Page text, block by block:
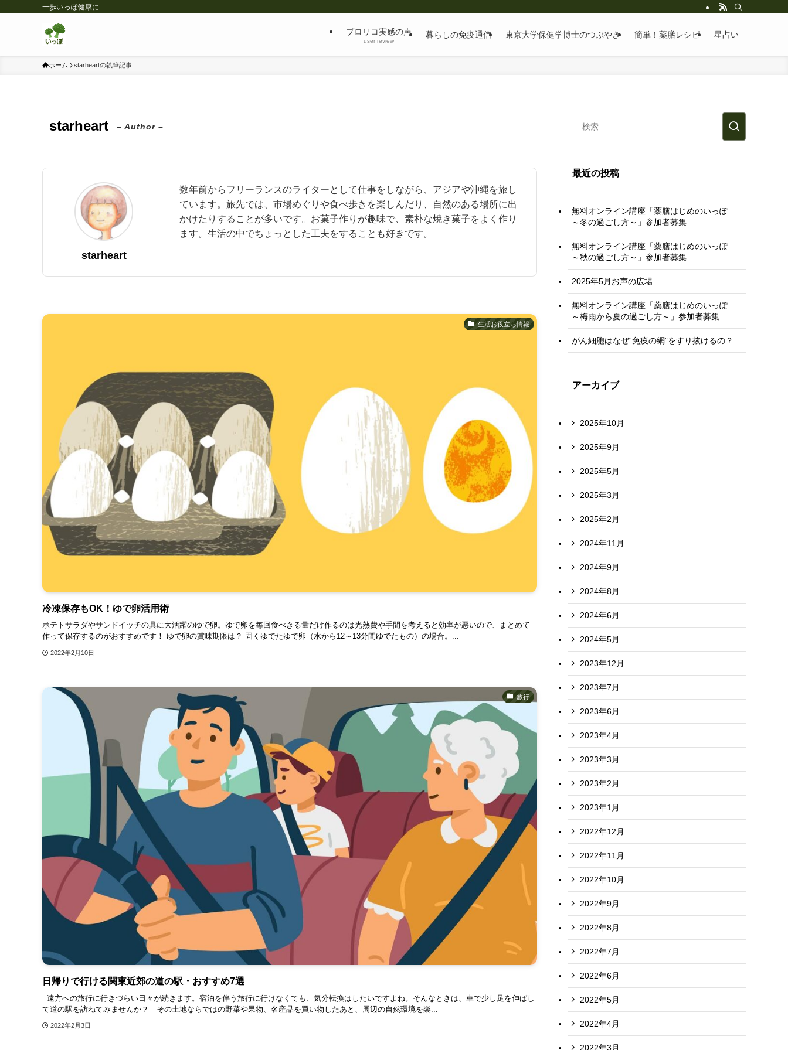
一歩いっぽ健康に
ブロリコ実感の声
user review
暮らしの免疫通信 東京大学保健学博士のつぶやき 簡単！薬膳レシピ 星占い
ホーム starheartの執筆記事
starheart – Author –
starheart
数年前からフリーランスのライターとして仕事をしながら、アジアや沖縄を旅し
ています。旅先では、市場めぐりや食べ歩きを楽しんだり、自然のある場所に出
かけたりすることが多いです。お菓子作りが趣味で、素朴な焼き菓子をよく作り
ます。生活の中でちょっとした工夫をすることも好きです。
生活お役立ち情報
冷凍保存もOK！ゆで卵活用術
ポテトサラダやサンドイッチの具に大活躍のゆで卵。ゆで卵を毎回食べきる量だけ作るのは光熱費や手間を考えると効率が悪いので、まとめて
作って保存するのがおすすめです！ ゆで卵の賞味期限は？ 固くゆでたゆで卵（水から12～13分間ゆでたもの）の場合。...
2022年2月10日
旅行
日帰りで行ける関東近郊の道の駅・おすすめ7選
遠方への旅行に行きづらい日々が続きます。宿泊を伴う旅行に行けなくても、気分転換はしたいですよね。そんなときは、車で少し足を伸ばし
て道の駅を訪ねてみませんか？ その土地ならではの野菜や果物、名産品を買い物したあと、周辺の自然環境を楽...
2022年2月3日
最近の投稿
無料オンライン講座「薬膳はじめのいっぽ
～冬の過ごし方～」参加者募集
無料オンライン講座「薬膳はじめのいっぽ
～秋の過ごし方～」参加者募集
2025年5月お声の広場
無料オンライン講座「薬膳はじめのいっぽ
～梅雨から夏の過ごし方～」参加者募集
がん細胞はなぜ“免疫の網”をすり抜けるの？
アーカイブ
2025年10月
2025年9月
2025年5月
2025年3月
2025年2月
2024年11月
2024年9月
2024年8月
2024年6月
2024年5月
2023年12月
2023年7月
2023年6月
2023年4月
2023年3月
2023年2月
2023年1月
2022年12月
2022年11月
2022年10月
2022年9月
2022年8月
2022年7月
2022年6月
2022年5月
2022年4月
2022年3月